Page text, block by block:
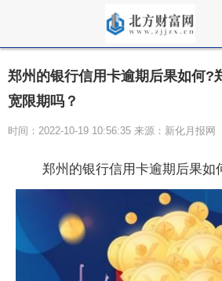
郑州的银行信用卡逾期后果如何?
宽限期吗？
时间：2022-10-19 10:56:35 来源：新化月报网
郑州的银行信用卡逾期后果如